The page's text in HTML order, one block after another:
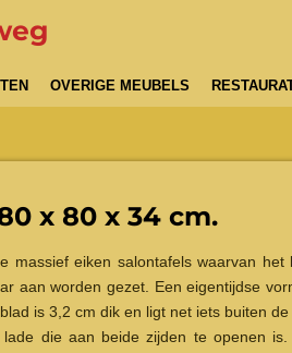
OVERIGE MEUBELS
x 80 x 34 cm.
massief eiken salontafels waarvan
aan worden gezet. Een eigentijdse
is 3,2 cm dik en ligt net iets buiten
lade die aan beide zijden te openen